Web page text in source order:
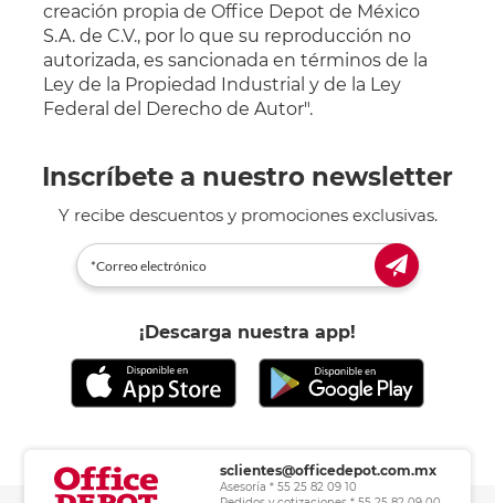
creación propia de Office Depot de México
S.A. de C.V., por lo que su reproducción no
autorizada, es sancionada en términos de la
Ley de la Propiedad Industrial y de la Ley
Federal del Derecho de Autor".
Inscríbete a nuestro newsletter
Y recibe descuentos y promociones exclusivas.
¡Descarga nuestra app!
sclientes@officedepot.com.mx
Asesoría * 55 25 82 09 10